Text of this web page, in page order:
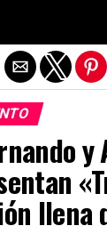
y
llena